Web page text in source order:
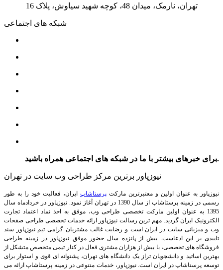
تهران، نارمک، میدان 48، کوچه شهید سیاوش، پلاک 16
شبکه های اجتماعی
برای خبرهای بیشتر با ما در شبکه های اجتماعی همراه باشید.
نیوزپاور برترین مرکز طراحی وب سایت در تهران
نیوزپاور به عنوان اولین و معتبرترین مارکت پرستاشاپ ایران، فعالیت خود را به طور
رسمی در زمینه پرستاشاپ از سال 1390 در تهران آغاز نمود. نیوزپاور در خردادماه سال
1395 به عنوان اولین مارکت تخصصی طراحی وب، موفق به اخذ نماد اعتماد تجارت
الکترونیک ایران گردید. مهم ترین رسالت نیوزپاور ارائه خدمات تخصصی طراحی صفحات
وب و میزبانی سایت در ایران است و رضایت غالب مشتریان گرامی تیم نیوزپاور سند
تاییدی بر این ادعاست. بیش از پانزده سال حضور موفق نیوزپاور در زمینه طراحی
فروشگاه های تخصصی، با بیش از هزاران مشتری فعال در کنار تیمی متخصص متشکل از
بهترین اساتید و دانشجویان تراز یک دانشگاه های تهران، پشتوانه ای قوی و استوار برای
توسعه پرستاشاپ در ایران است.نیوزپاور، خدمات متنوعی در زمینه پرستاشاپ ارائه می